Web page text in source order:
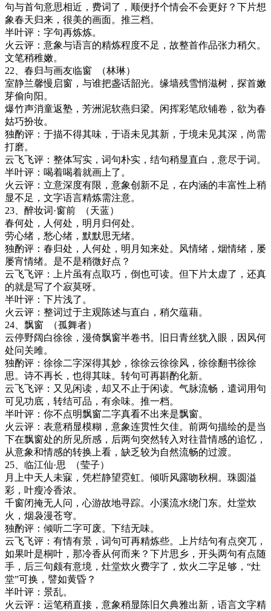
句与首句意思相近，费词了，顺便抒个情会不会更好？下片想
象春天归来，很美的画面。推三档。
半叶评：字句再炼炼。
火云评：意象与语言的精炼程度不足，故整首作品张力稍欠。
文笔稍稚嫩。
22 、春归与画友临窗
（林琳）
室静兰馨慢启窗，与谁把盏话韶光。缘墙残雪悄滋树，探首嫩
芽偷向阳。
爆竹声消童返塾，芳洲泥软燕归梁。闲挥彩笔欣铺卷，欲为春
姑巧扮妆。
独酌评：于描不得其味，于语未见其新，于境未见其深，尚需
打磨。
云飞飞评：整体写实，词句朴实，结句稍显直白，意尽于词。
半叶评：喝着喝着就画上了。
火云评：立意深度有限，意象创新不足，在内涵的丰富性上稍
显不足，文字语言精炼需注意。
23 、醉妆词·窗前 （天蓝）
春何处，人何处，明月归何处。
劳心绪，愁心绪，默默思无绪。
独酌评：春归处，人何处，明月知来处。风情绪，烟情绪，屡
屡宵情绪。是不是稍微好点？
云飞飞评：上片虽有点取巧，倒也可读。但下片太虚了，还真
的就是写了个寂莫呀。
半叶评：下片浅了。
火云评：整词过于主观陈述与直白，稍欠蕴藉。
24 、飘窗
（孤舞者）
云停野阔白徐徐，漫倚飘窗半卷书。旧日青丝犹入眼，因风何
处问关雎。
独酌评：徐徐二字深得其妙，徐徐云徐徐风，徐徐翻书徐徐
思。诗不再长，也得其味。转句可再斟酌化新。
云飞飞评：又见闲读，却又不止于闲读。气脉流畅，遣词用句
可见功底，转结可品，有余味。推一档。
半叶评：你不点明飘窗二字真看不出来是飘窗。
火云评：表意稍显模糊，意象连贯性欠佳。前两句描绘的是当
下在飘窗处的所见所感，后两句突然转入对往昔情感的追忆，
从意象和情感的转换上看，缺乏较为自然流畅的过渡。
25 、临江仙·思
（莹子）
月上中天人未寐，凭栏静望霓虹。倾听风露吻秋桐。珠圆溢
彩，叶瘦冷香浓。
千窗闭掩无人问，心游故地寻踪。小溪流水绕门东。灶堂炊
火，烟袅漫苍穹。
独酌评：倾听二字可废。下结无味。
云飞飞评： 有情有景，词句可再精炼些。上片结句有点突兀，
如果叶是桐叶，那冷香从何而来？下片思乡，开头两句有点随
手，后三句颇有意境，灶堂炊火费字了，炊火二字足够， “灶
堂”可换，譬如黄昏？
半叶评：景乱。
火云评：运笔稍直接，意象稍显陈旧欠典雅出新，语言文字精